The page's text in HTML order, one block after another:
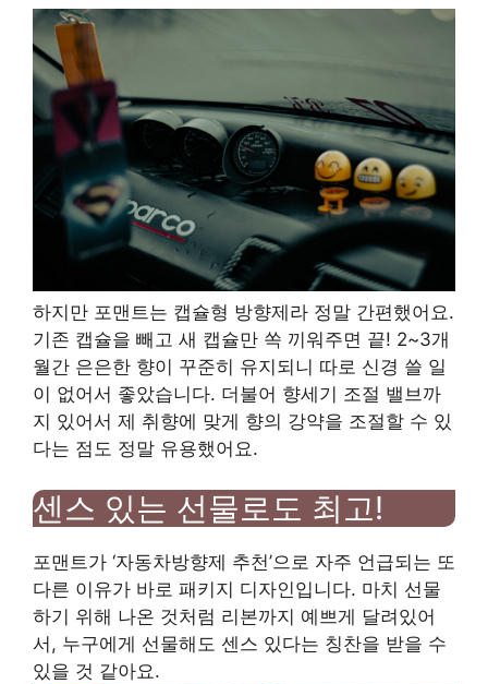
하지만 포맨트는 캡슐형 방향제라 정말 간편했어요.
기존 캡슐을 빼고 새 캡슐만 쏙 끼워주면 끝! 2~3개
월간 은은한 향이 꾸준히 유지되니 따로 신경 쓸 일
이 없어서 좋았습니다. 더불어 향세기 조절 밸브까
지 있어서 제 취향에 맞게 향의 강약을 조절할 수 있
다는 점도 정말 유용했어요.
센스 있는 선물로도 최고!
포맨트가 ‘자동차방향제 추천’으로 자주 언급되는 또
다른 이유가 바로 패키지 디자인입니다. 마치 선물
하기 위해 나온 것처럼 리본까지 예쁘게 달려있어
서, 누구에게 선물해도 센스 있다는 칭찬을 받을 수
있을 것 같아요.